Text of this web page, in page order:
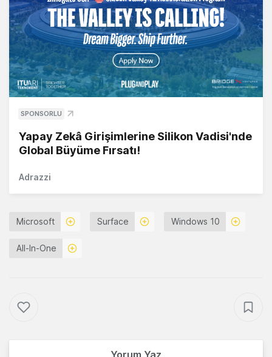
SPONSORLU
Yapay Zekâ Girişimlerine Silikon Vadisi'nde
Global Büyüme Fırsatı!
Adrazzi
Microsoft Surface Windows 10
All-In-One